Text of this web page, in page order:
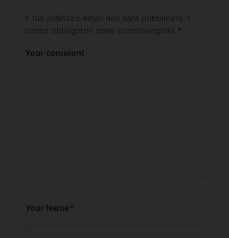
Il tuo indirizzo email non sarà pubblicato.
campi obbligatori sono contrassegnati *
Your comment
Your Name*